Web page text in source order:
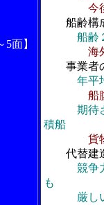
5面】
今
船齢構
船齢
海
事業者
年平
船
期待
積船
貨
代替建
競争
も
厳し